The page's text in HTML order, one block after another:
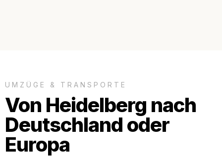
UMZÜGE & TRANSPORTE
Von Heidelberg nach
Deutschland oder
Europa